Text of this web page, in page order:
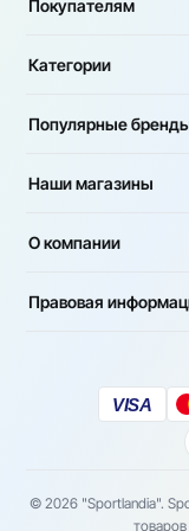
Покупателям
Категории
Популярные
Наши магазины
О компании
Правовая
VISA
© 2026 "Sportlandia".